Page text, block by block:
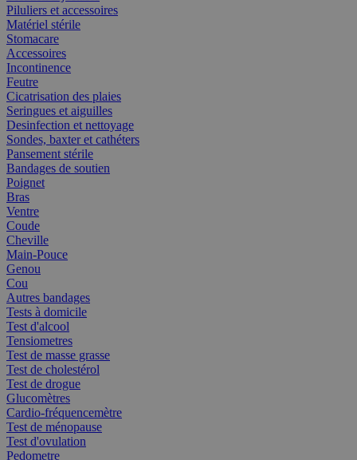
Piluliers et accessoires
Matériel stérile
Stomacare
Accessoires
Incontinence
Feutre
Cicatrisation des plaies
Seringues et aiguilles
Desinfection et nettoyage
Sondes, baxter et cathéters
Pansement stérile
Bandages de soutien
Poignet
Bras
Ventre
Coude
Cheville
Main-Pouce
Genou
Cou
Autres bandages
Tests à domicile
Test d'alcool
Tensiometres
Test de masse grasse
Test de cholestérol
Test de drogue
Glucomètres
Cardio-fréquencemètre
Test de ménopause
Test d'ovulation
Pedometre